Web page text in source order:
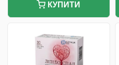
КУПИТИ